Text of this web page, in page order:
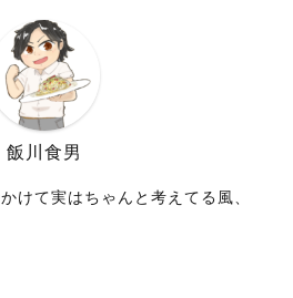
飯川食男
けて実はちゃんと考えてる風、